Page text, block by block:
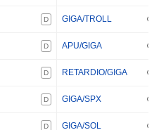
D GIGA/TROLL
D APU/GIGA
D RETARDIO/GIGA
D GIGA/SPX
D GIGA/SOL